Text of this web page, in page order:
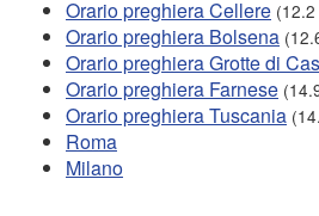
Orario preghiera Cellere (12.2
Orario preghiera Bolsena
Orario preghiera Grotte di
Orario preghiera Farnese
Orario preghiera Tuscania
Roma
Milano